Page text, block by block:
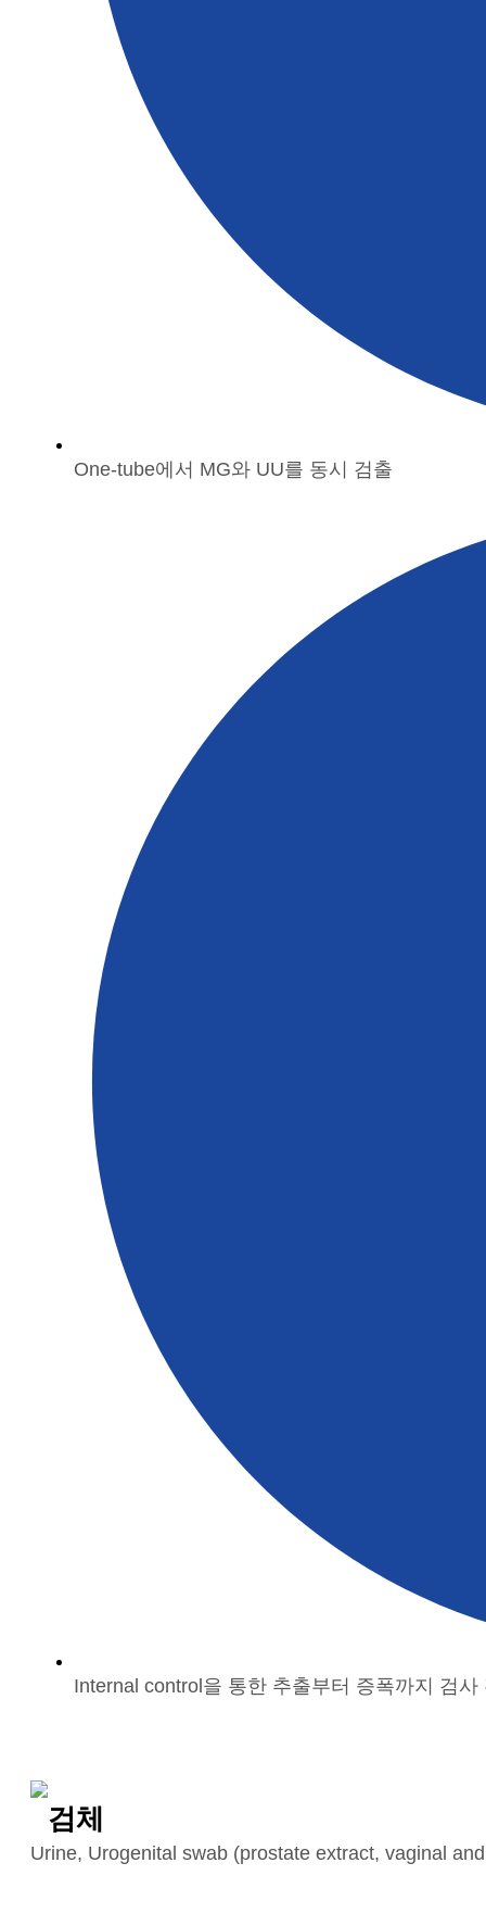
One-tube에서 MG와 UU를 동시 검출
Internal control을 통한 추출부터 증폭까지 검사
검체
Urine, Urogenital swab (prostate extract, vaginal